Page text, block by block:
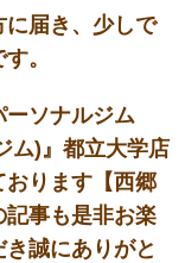
に届き、少しで
。
ーソナルジム
ム)』都立大学店
おります 【西郷
記事も是非お楽
誠にありがと